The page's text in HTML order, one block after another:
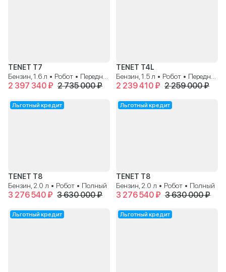
TENET T7
2 397 340 ₽ 2 735 000 ₽
TENET T4L
2 239 410 ₽ 2 259 000 ₽
Льготный кредит
TENET T8
Бензин, 2.0 л • Робот • Полный
3 276 540 ₽ 3 630 000 ₽
Льготный кредит
TENET T8
Бензин, 2.0 л • Робот • Полный
3 276 540 ₽ 3 630 000 ₽
Льготный кредит Льготный кредит